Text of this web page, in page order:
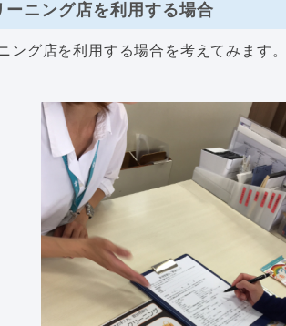
ーニング店を利用する場合
ング店を利用する場合を考えてみます